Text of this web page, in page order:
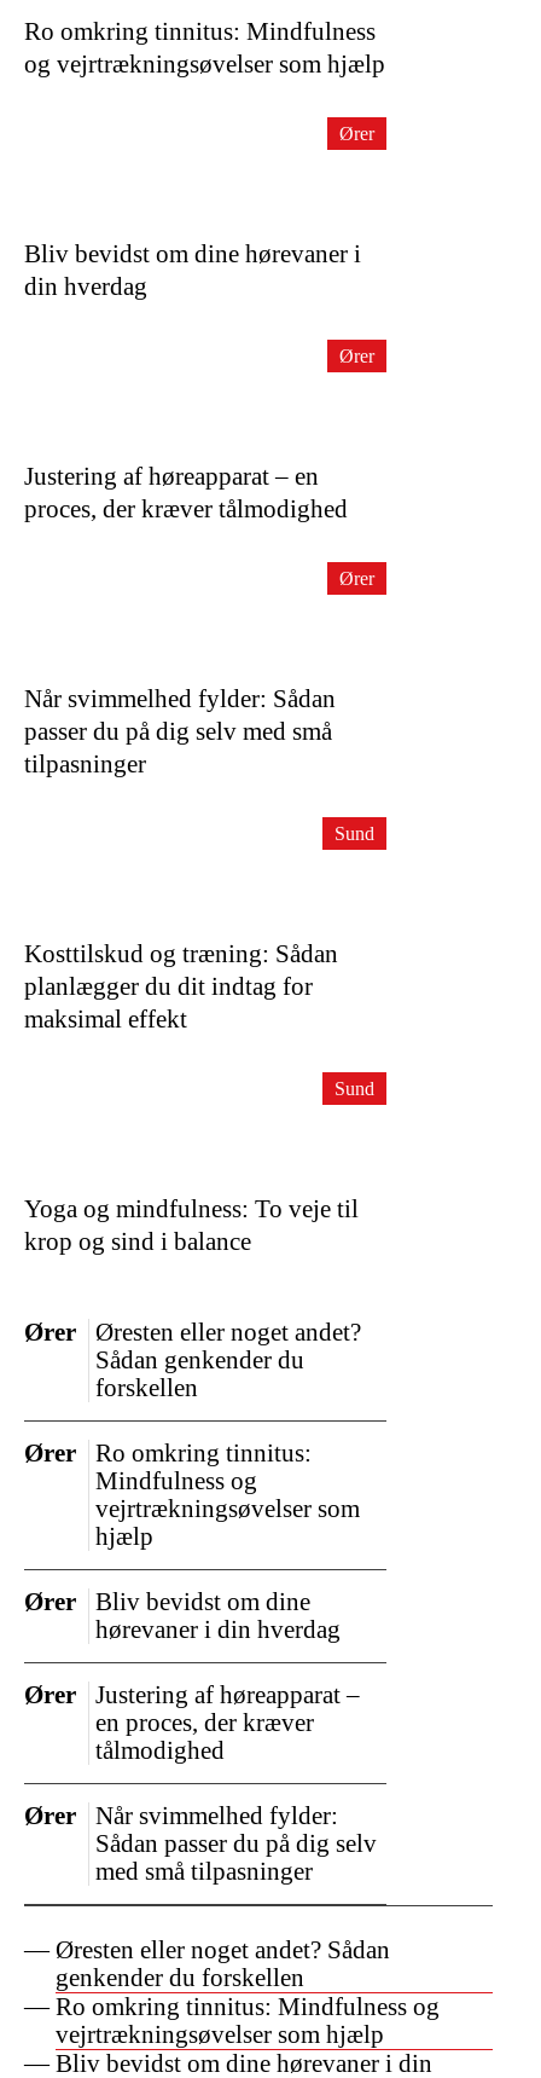
Øresten eller noget andet? Sådan
genkender du forskellen
Ro omkring tinnitus: Mindfulness og
vejrtrækningsøvelser som hjælp
Bliv bevidst om dine hørevaner i din
Ro omkring tinnitus: Mindfulness
og vejrtrækningsøvelser som hjælp
Bliv bevidst om dine hørevaner i
din hverdag
Ører
Justering af høreapparat – en
proces, der kræver tålmodighed
Ører
Når svimmelhed fylder: Sådan
passer du på dig selv med små
tilpasninger
Ører
Kosttilskud og træning: Sådan
planlægger du dit indtag for
maksimal effekt
Sund
Yoga og mindfulness: To veje til
krop og sind i balance
Sund
Øresten eller noget andet?
Sådan genkender du
forskellen
Ører
Ro omkring tinnitus:
Mindfulness og
vejrtrækningsøvelser som
hjælp
Ører
Bliv bevidst om dine
hørevaner i din hverdag
Ører
Justering af høreapparat –
en proces, der kræver
tålmodighed
Ører
Når svimmelhed fylder:
Sådan passer du på dig selv
med små tilpasninger
Ører